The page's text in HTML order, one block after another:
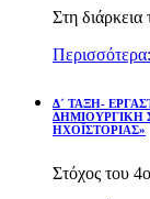
Στη διάρκεια
Δ΄ ΤΑΞΗ-
ΔΗΜΙΟΥΡΓΙΚΗ
ΗΧΟΪΣΤΟΡΙΑΣ»
Στόχος του